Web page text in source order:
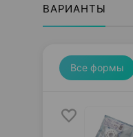
ВАРИАНТЫ
Все формы